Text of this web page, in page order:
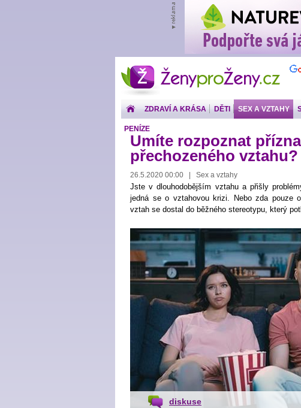
ŽenyproŽeny.cz
ZDRAVÍ A KRÁSA DĚTI SEX A VZTAHY
PENÍZE
Umíte rozpoznat
přechozeného vztahu?
26.5.2020 00:00 | Sex a vztahy
Jste v dlouhodobějším vztahu a přišly
jedná se o vztahovou krizi. Nebo zda pouze
vztah se dostal do běžného stereotypu, který
diskuse